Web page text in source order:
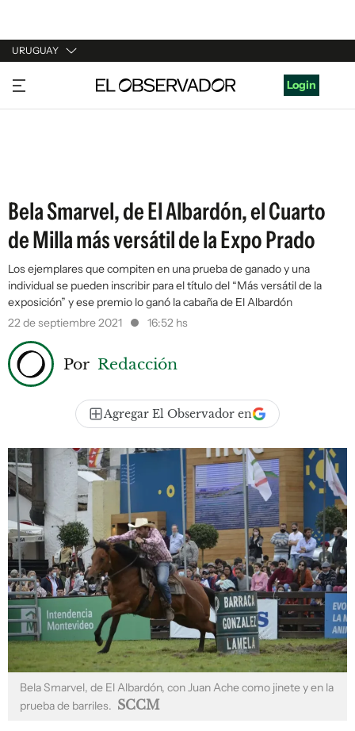
URUGUAY
URUGUAY
ARGENTINA
Login
Bela Smarvel, de El Albardón, el Cuarto
de Milla más versátil de la Expo Prado
Los ejemplares que compiten en una prueba de ganado y una
individual se pueden inscribir para el título del “Más versátil de la
exposición” y ese premio lo ganó la cabaña de El Albardón
22 de septiembre 2021
16:52 hs
Por Redacción
Agregar El Observador en
Bela Smarvel, de El Albardón, con Juan Ache como jinete y en la
prueba de barriles. SCCM